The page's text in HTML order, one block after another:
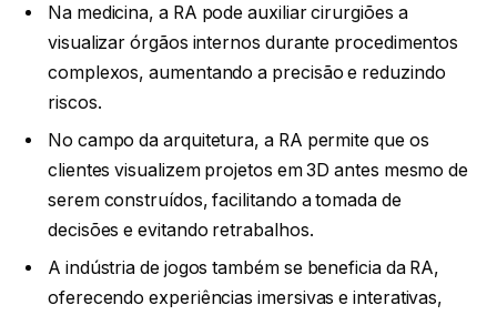
Na medicina, a RA pode auxiliar cirurgiões a
visualizar órgãos internos durante procedimentos
complexos, aumentando a precisão e reduzindo
riscos.
No campo da arquitetura, a RA permite que os
clientes visualizem projetos em 3D antes mesmo de
serem construídos, facilitando a tomada de
decisões e evitando retrabalhos.
A indústria de jogos também se beneficia da RA,
oferecendo experiências imersivas e interativas,